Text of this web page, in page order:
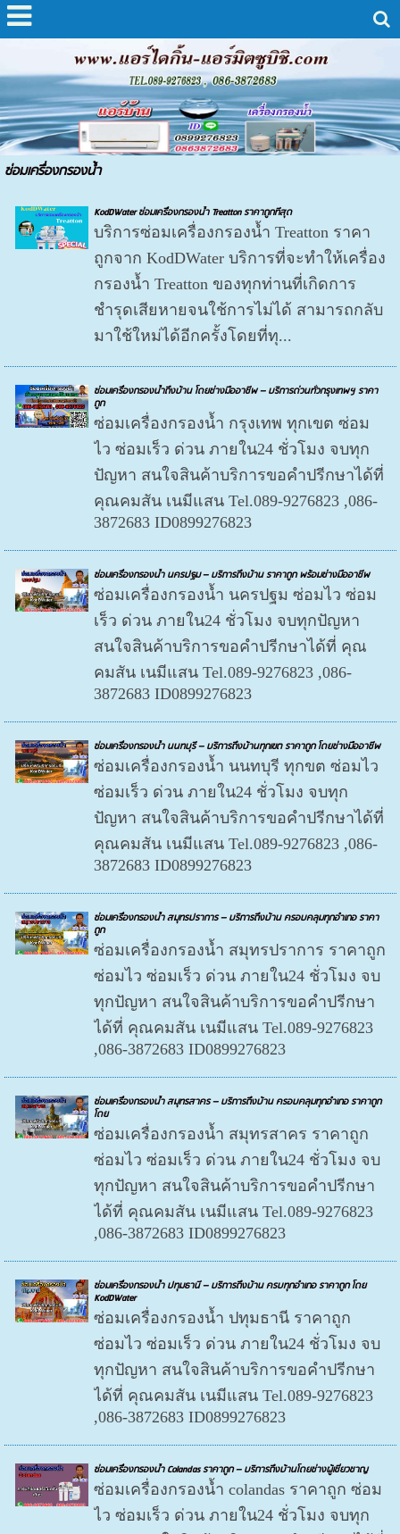
ซ่อมเครื่องกรองน้ำ
KodDWater ซ่อมเครื่องกรองน้ำ Treatton ราคาถูกทีสุด
บริการซ่อมเครื่องกรองน้ำ Treatton ราคา
ถูกจาก KodDWater บริการที่จะทำให้เครื่อง
กรองน้ำ Treatton ของทุกท่านที่เกิดการ
ชำรุดเสียหายจนใช้การไม่ได้ สามารถกลับ
มาใช้ใหม่ได้อีกครั้งโดยที่ทุ...
ซ่อมเครื่องกรองน้ำถึงบ้าน โดยช่างมืออาชีพ – บริการด่วนทั่วกรุงเทพฯ ราคา
ถูก
ซ่อมเครื่องกรองน้ำ กรุงเทพ ทุกเขต ซ่อม
ไว ซ่อมเร็ว ด่วน ภายใน24 ชั่วโมง จบทุก
ปัญหา สนใจสินค้าบริการขอคำปรีกษาได้ที่
คุณคมสัน เนมีแสน Tel.089-9276823 ,086-
3872683 ID0899276823
ซ่อมเครื่องกรองน้ำ นครปฐม – บริการถึงบ้าน ราคาถูก พร้อมช่างมืออาชีพ
ซ่อมเครื่องกรองน้ำ นครปฐม ซ่อมไว ซ่อม
เร็ว ด่วน ภายใน24 ชั่วโมง จบทุกปัญหา
สนใจสินค้าบริการขอคำปรีกษาได้ที่ คุณ
คมสัน เนมีแสน Tel.089-9276823 ,086-
3872683 ID0899276823
ซ่อมเครื่องกรองน้ำ นนทบุรี – บริการถึงบ้านทุกเขต ราคาถูก โดยช่างมืออาชีพ
ซ่อมเครื่องกรองน้ำ นนทบุรี ทุกขต ซ่อมไว
ซ่อมเร็ว ด่วน ภายใน24 ชั่วโมง จบทุก
ปัญหา สนใจสินค้าบริการขอคำปรีกษาได้ที่
คุณคมสัน เนมีแสน Tel.089-9276823 ,086-
3872683 ID0899276823
ซ่อมเครื่องกรองน้ำ สมุทรปราการ – บริการถึงบ้าน ครอบคลุมทุกอำเภอ ราคา
ถูก
ซ่อมเครื่องกรองน้ำ สมุทรปราการ ราคาถูก
ซ่อมไว ซ่อมเร็ว ด่วน ภายใน24 ชั่วโมง จบ
ทุกปัญหา สนใจสินค้าบริการขอคำปรีกษา
ได้ที่ คุณคมสัน เนมีแสน Tel.089-9276823
,086-3872683 ID0899276823
ซ่อมเครื่องกรองน้ำ สมุทรสาคร – บริการถึงบ้าน ครอบคลุมทุกอำเภอ ราคาถูก
โดย
ซ่อมเครื่องกรองน้ำ สมุทรสาคร ราคาถูก
ซ่อมไว ซ่อมเร็ว ด่วน ภายใน24 ชั่วโมง จบ
ทุกปัญหา สนใจสินค้าบริการขอคำปรีกษา
ได้ที่ คุณคมสัน เนมีแสน Tel.089-9276823
,086-3872683 ID0899276823
ซ่อมเครื่องกรองน้ำ ปทุมธานี – บริการถึงบ้าน ครบทุกอำเภอ ราคาถูก โดย
KodDWater
ซ่อมเครื่องกรองน้ำ ปทุมธานี ราคาถูก
ซ่อมไว ซ่อมเร็ว ด่วน ภายใน24 ชั่วโมง จบ
ทุกปัญหา สนใจสินค้าบริการขอคำปรีกษา
ได้ที่ คุณคมสัน เนมีแสน Tel.089-9276823
,086-3872683 ID0899276823
ซ่อมเครื่องกรองน้ำ Colandas ราคาถูก – บริการถึงบ้านโดยช่างผู้เชี่ยวชาญ
ซ่อมเครื่องกรองน้ำ colandas ราคาถูก ซ่อม
ไว ซ่อมเร็ว ด่วน ภายใน24 ชั่วโมง จบทุก